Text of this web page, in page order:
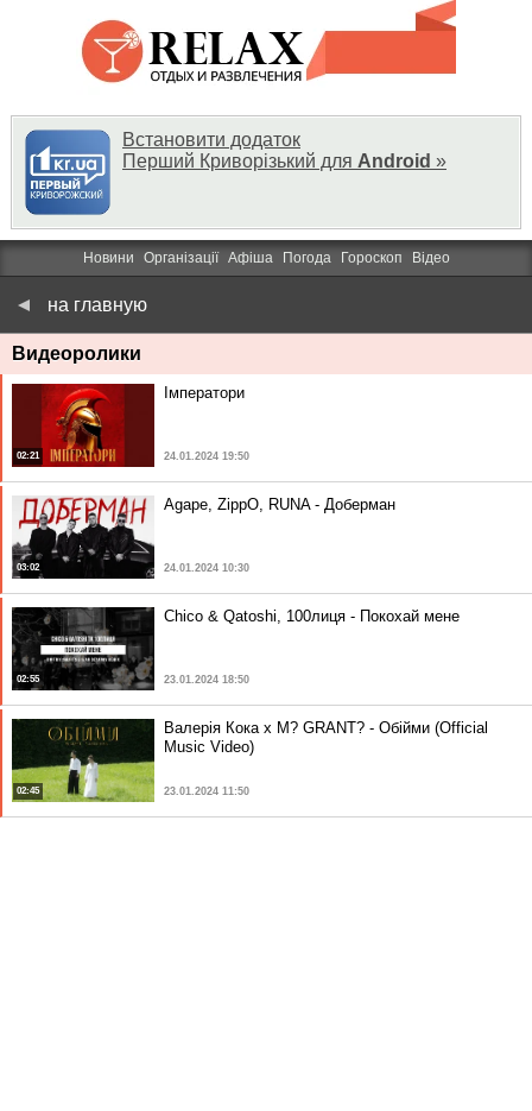
Встановити додаток
Перший Криворізький для Android »
Новини Організації Афіша Погода Гороскоп Відео
на главную
Видеоролики
02:21
Імператори
24.01.2024 19:50
03:02
Agape, ZippO, RUNA - Доберман
24.01.2024 10:30
02:55
Chico & Qatoshi, 100лиця - Покохай мене
23.01.2024 18:50
02:45
Валерія Кока x M? GRANT? - Обійми (Official
Music Video)
23.01.2024 11:50